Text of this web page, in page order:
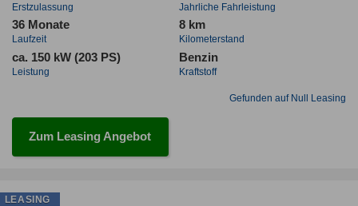
Erstzulassung Jahrliche Fahrleistung
36 Monate
Laufzeit
8 km
Kilometerstand
ca. 150 kW (203 PS)
Leistung
Benzin
Kraftstoff
Gefunden auf Null Leasing
Zum Leasing Angebot
LEASING